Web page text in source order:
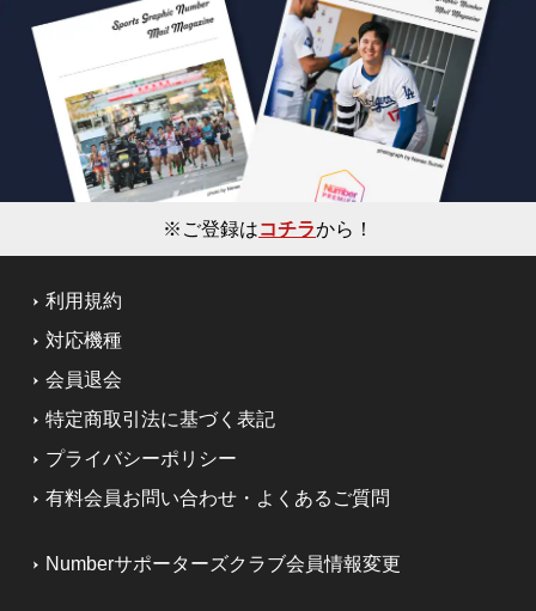
※ご登録はコチラから！
利用規約
対応機種
会員退会
特定商取引法に基づく表記
プライバシーポリシー
有料会員お問い合わせ・よくあるご質問
Numberサポーターズクラブ会員情報変更